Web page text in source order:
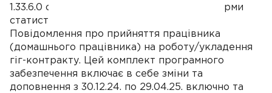
1.33.6.0 станом на 29.04.25. Додано нові форми
статистичної звітності та нову форму
Повідомлення про прийняття працівника
(домашнього працівника) на роботу/укладення
гіг-контракту. Цей комплект програмного
забезпечення включає в себе зміни та
доповнення з 30.12.24. по 29.04.25. включно та